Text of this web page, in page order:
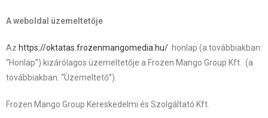
A weboldal üzemeltetője
Az https://oktatas.frozenmangomedia.hu/ honlap (a továbbiakban:
“Honlap”) kizárólagos üzemeltetője a Frozen Mango Group Kft. (a
továbbiakban: “Üzemeltető”).
Frozen Mango Group Kereskedelmi és Szolgáltató Kft.